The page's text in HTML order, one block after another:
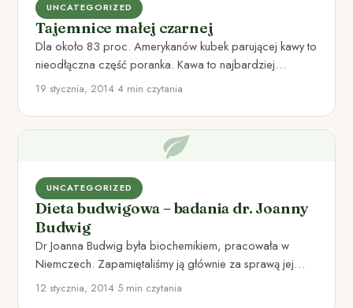
UNCATEGORIZED
Tajemnice małej czarnej
Dla około 83 proc. Amerykanów kubek parującej kawy to
nieodłączna część poranka. Kawa to najbardziej
popularny środek pobudzający…
19 stycznia, 2014•4 min czytania
UNCATEGORIZED
Dieta budwigowa – badania dr. Joanny
Budwig
Dr Joanna Budwig była biochemikiem, pracowała w
Niemczech. Zapamiętaliśmy ją głównie za sprawą jej
niesamowitych odkryć naukowych na…
12 stycznia, 2014•5 min czytania